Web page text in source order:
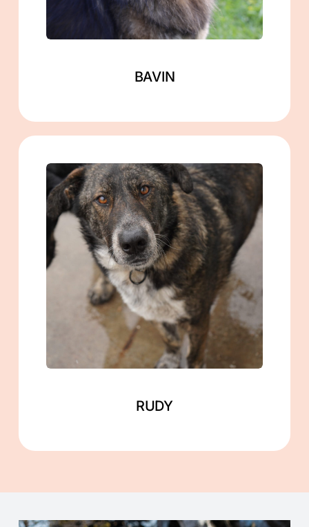
Mehr lesen
BAVIN
männlich
geb. ca. 03/2022
ca. 60 cm
in Gramzow
Mehr lesen
RUDY